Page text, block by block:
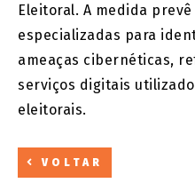
Eleitoral. A medida
especializadas para
ameaças cibernéticas,
serviços digitais
eleitorais.
VOLTAR